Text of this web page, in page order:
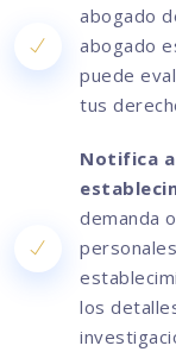
abogado
abogado
puede
tus
Notifica
demanda
los